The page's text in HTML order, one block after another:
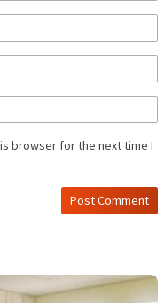
browser for the next time I